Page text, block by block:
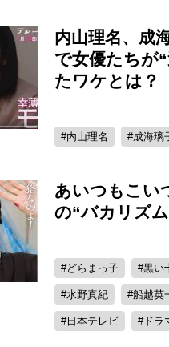
内山理名、成
で女優たちが
たワケとは？
内山理名 成海璃
あいつもこい
の“バカリズム
どらまっ子 黒い
水野真紀 船越英
日本テレビ ドラ